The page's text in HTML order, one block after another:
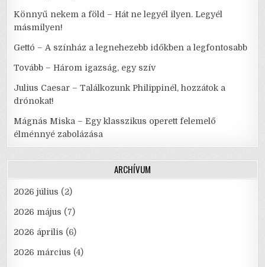
Könnyű nekem a föld – Hát ne legyél ilyen. Legyél
másmilyen!
Gettó – A színház a legnehezebb időkben a legfontosabb
Tovább – Három igazság, egy szív
Julius Caesar – Találkozunk Philippinél, hozzátok a
drónokat!
Mágnás Miska – Egy klasszikus operett felemelő
élménnyé zabolázása
ARCHÍVUM
2026 július (2)
2026 május (7)
2026 április (6)
2026 március (4)